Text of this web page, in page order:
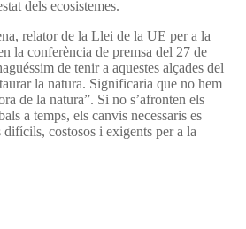
dels ecosistemes.
relator de la Llei de la UE per a la
la conferència de premsa del 27 de
de tenir a aquestes alçades del
la natura. Significaria que no hem
de la natura”. Si no s’afronten els
a temps, els canvis necessaris es
difícils, costosos i exigents per a la